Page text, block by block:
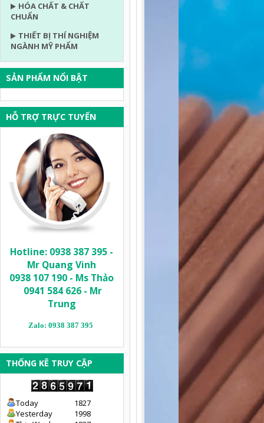
HÓA CHẤT & CHẤT
CHUẨN
THIẾT BỊ THÍ NGHIỆM
NGÀNH MỸ PHẨM
SẢN PHẨM NỔI BẬT
HỖ TRỢ TRỰC TUYẾN
Hotline: 0938 387 395 -
Mr Quang Vinh
0938 107 190 - Ms Thảo
0941 584 626 - Mr
Trung
Zalo: 0938 387 395
THỐNG KÊ TRUY CẬP
Today
1827
Yesterday
1998